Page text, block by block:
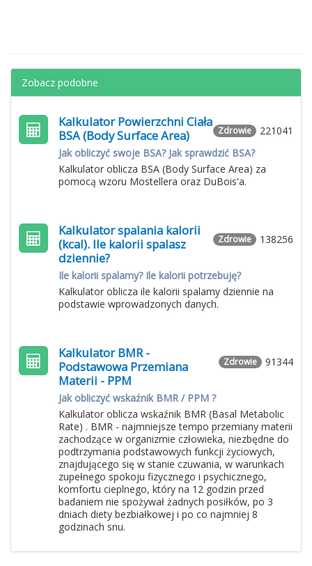
Zobacz podobne
221041
Zdrowie
Kalkulator Powierzchni Ciała
BSA (Body Surface Area)
Jak obliczyć swoje BSA? Jak sprawdzić BSA?
Kalkulator oblicza BSA (Body Surface Area) za
pomocą wzoru Mostellera oraz DuBois'a.
138256
Zdrowie
Kalkulator spalania kalorii
(kcal). Ile kalorii spalasz
dziennie?
Ile kalorii spalamy? Ile kalorii potrzebuję?
Kalkulator oblicza ile kalorii spalamy dziennie na
podstawie wprowadzonych danych.
91344
Zdrowie
Kalkulator BMR -
Podstawowa Przemiana
Materii - PPM
Jak obliczyć wskaźnik BMR / PPM ?
Kalkulator oblicza wskaźnik BMR (Basal Metabolic
Rate) . BMR - najmniejsze tempo przemiany materii
zachodzące w organizmie człowieka, niezbędne do
podtrzymania podstawowych funkcji życiowych,
znajdującego się w stanie czuwania, w warunkach
zupełnego spokoju fizycznego i psychicznego,
komfortu cieplnego, który na 12 godzin przed
badaniem nie spożywał żadnych posiłków, po 3
dniach diety bezbiałkowej i po co najmniej 8
godzinach snu.